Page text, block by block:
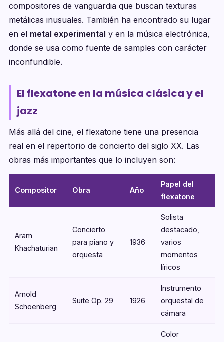
compositores de vanguardia que buscan texturas
metálicas inusuales. También ha encontrado su lugar
en el metal experimental y en la música electrónica,
donde se usa como fuente de samples con carácter
inconfundible.
El flexatone en la música clásica y el
jazz
Más allá del cine, el flexatone tiene una presencia
real en el repertorio de concierto del siglo XX. Las
obras más importantes que lo incluyen son:
Compositor Obra Año
Papel del
flexatone
Aram
Khachaturian
Concierto
para piano y
orquesta
1936
Solista
destacado,
varios
momentos
líricos
Arnold
Schoenberg
Suite Op. 29 1926
Instrumento
orquestal de
cámara
Color